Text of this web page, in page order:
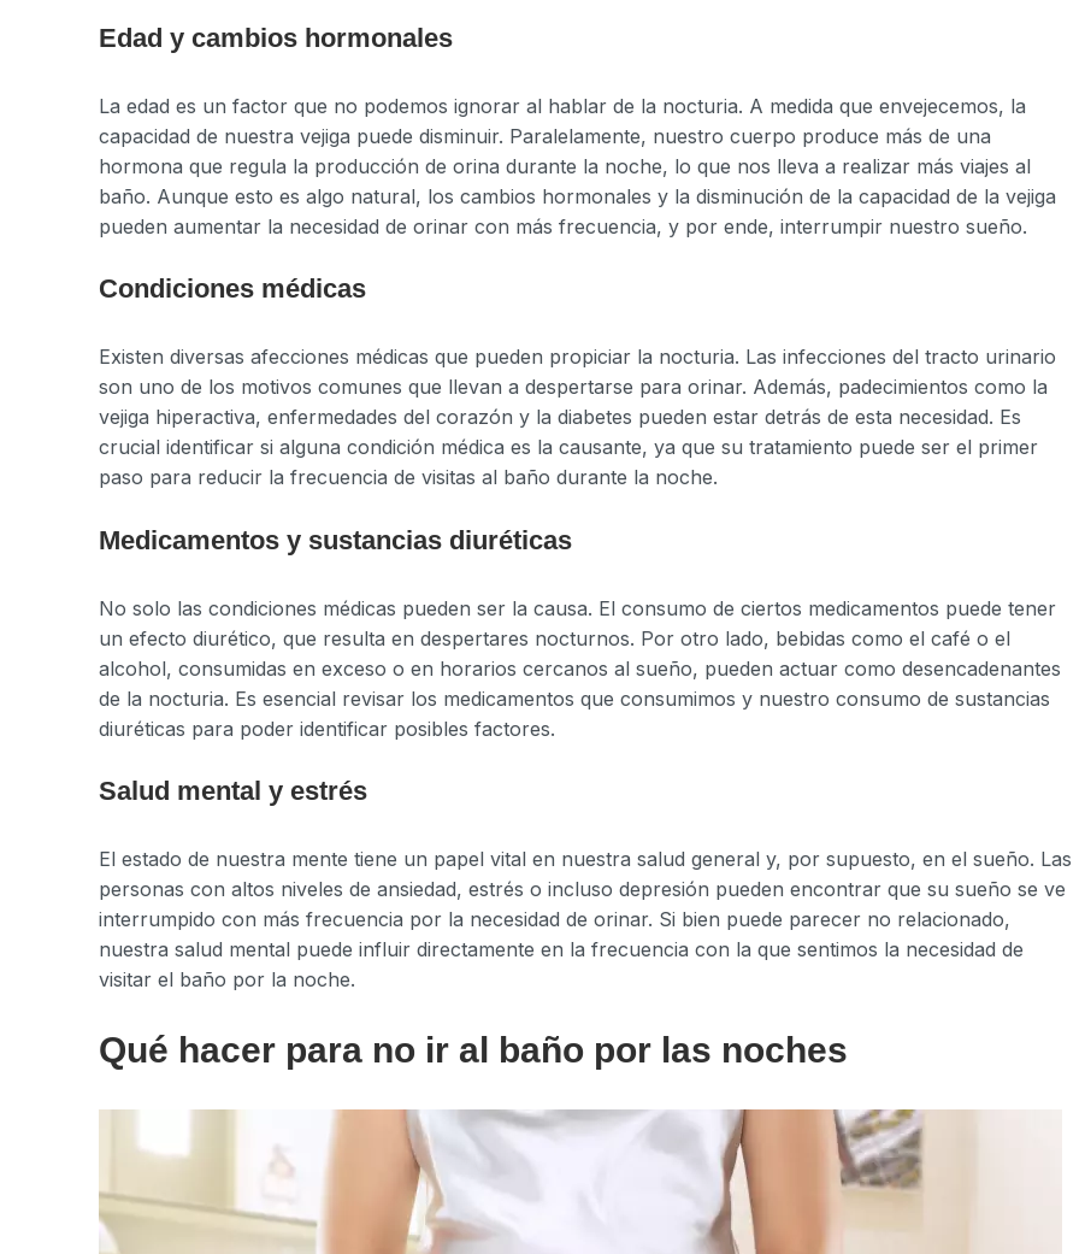
Edad y cambios hormonales
La edad es un factor que no podemos ignorar al hablar de la nocturia. A medida que envejecemos, la
capacidad de nuestra vejiga puede disminuir. Paralelamente, nuestro cuerpo produce más de una
hormona que regula la producción de orina durante la noche, lo que nos lleva a realizar más viajes al
baño. Aunque esto es algo natural, los cambios hormonales y la disminución de la capacidad de la vejiga
pueden aumentar la necesidad de orinar con más frecuencia, y por ende, interrumpir nuestro sueño.
Condiciones médicas
Existen diversas afecciones médicas que pueden propiciar la nocturia. Las infecciones del tracto urinario
son uno de los motivos comunes que llevan a despertarse para orinar. Además, padecimientos como la
vejiga hiperactiva, enfermedades del corazón y la diabetes pueden estar detrás de esta necesidad. Es
crucial identificar si alguna condición médica es la causante, ya que su tratamiento puede ser el primer
paso para reducir la frecuencia de visitas al baño durante la noche.
Medicamentos y sustancias diuréticas
No solo las condiciones médicas pueden ser la causa. El consumo de ciertos medicamentos puede tener
un efecto diurético, que resulta en despertares nocturnos. Por otro lado, bebidas como el café o el
alcohol, consumidas en exceso o en horarios cercanos al sueño, pueden actuar como desencadenantes
de la nocturia. Es esencial revisar los medicamentos que consumimos y nuestro consumo de sustancias
diuréticas para poder identificar posibles factores.
Salud mental y estrés
El estado de nuestra mente tiene un papel vital en nuestra salud general y, por supuesto, en el sueño. Las
personas con altos niveles de ansiedad, estrés o incluso depresión pueden encontrar que su sueño se ve
interrumpido con más frecuencia por la necesidad de orinar. Si bien puede parecer no relacionado,
nuestra salud mental puede influir directamente en la frecuencia con la que sentimos la necesidad de
visitar el baño por la noche.
Qué hacer para no ir al baño por las noches